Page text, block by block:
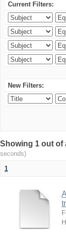
Current Filters:
New Filters:
Showing 1 out of
seconds)
1